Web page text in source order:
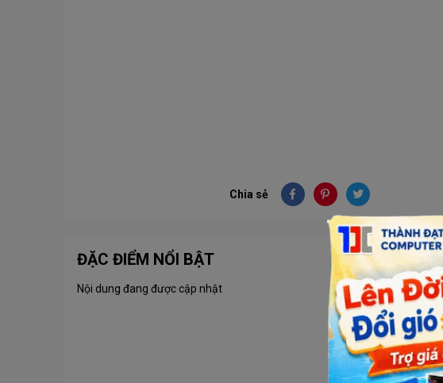
Chia sẻ
ĐẶC ĐIỂM NỔI BẬT
Nội dung đang được cập nhật